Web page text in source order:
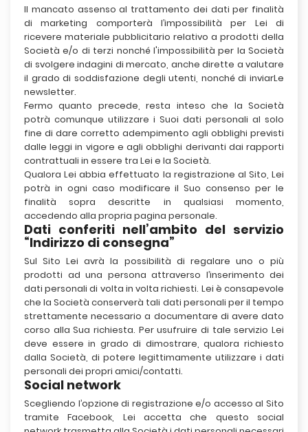
Il mancato assenso al trattamento dei dati per finalità
di marketing comporterà l’impossibilità per Lei di
ricevere materiale pubblicitario relativo a prodotti della
Società e/o di terzi nonché l'impossibilità per la Società
di svolgere indagini di mercato, anche dirette a valutare
il grado di soddisfazione degli utenti, nonché di inviarLe
newsletter.
Fermo quanto precede, resta inteso che la Società
potrà comunque utilizzare i Suoi dati personali al solo
fine di dare corretto adempimento agli obblighi previsti
dalle leggi in vigore e agli obblighi derivanti dai rapporti
contrattuali in essere tra Lei e la Società.
Qualora Lei abbia effettuato la registrazione al Sito, Lei
potrà in ogni caso modificare il Suo consenso per le
finalità sopra descritte in qualsiasi momento,
accedendo alla propria pagina personale.
Dati conferiti nell’ambito del servizio
“Indirizzo di consegna”
Sul Sito Lei avrà la possibilità di regalare uno o più
prodotti ad una persona attraverso l’inserimento dei
dati personali di volta in volta richiesti. Lei è consapevole
che la Società conserverà tali dati personali per il tempo
strettamente necessario a documentare di avere dato
corso alla Sua richiesta. Per usufruire di tale servizio Lei
deve essere in grado di dimostrare, qualora richiesto
dalla Società, di potere legittimamente utilizzare i dati
personali dei propri amici/contatti.
Social network
Scegliendo l’opzione di registrazione e/o accesso al Sito
tramite Facebook, Lei accetta che questo social